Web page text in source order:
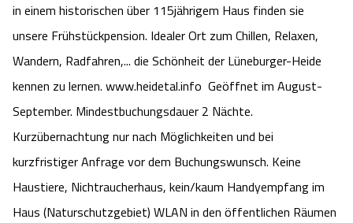
Anreise
Kataloge
Videos
Shop
Tiere
Unterkünfte
Naturhotels
Urlaub mit Hund
Wildpark Müden
Ralf Schumacher Kart & Bowl
Das verrückte Haus
Abenteuerland Trampolin-Park
Veranstaltungen & Führungen Celle
in einem historischen über 115jährigem Haus finden sie
unsere Frühstückpension. Idealer Ort zum Chillen, Relaxen,
Wandern, Radfahren,... die Schönheit der Lüneburger-Heide
kennen zu lernen. www.heidetal.info Geöffnet im August-
September. Mindestbuchungsdauer 2 Nächte.
Kurzübernachtung nur nach Möglichkeiten und bei
kurzfristiger Anfrage vor dem Buchungswunsch. Keine
Haustiere, Nichtraucherhaus, kein/kaum Handyempfang im
Haus (Naturschutzgebiet) WLAN in den öffentlichen Räumen